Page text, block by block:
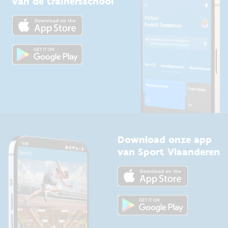
Trainers en begeleiders
Topsporters
Downloads
Voor de pers
Download onze app
van Sport Vlaanderen